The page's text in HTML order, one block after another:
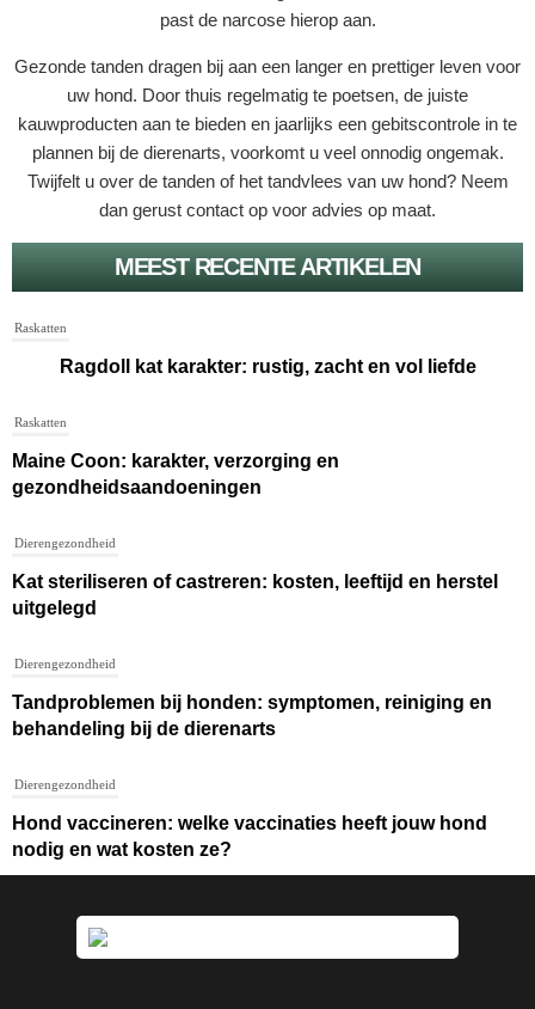
past de narcose hierop aan.
Gezonde tanden dragen bij aan een langer en prettiger leven voor
uw hond. Door thuis regelmatig te poetsen, de juiste
kauwproducten aan te bieden en jaarlijks een gebitscontrole in te
plannen bij de dierenarts, voorkomt u veel onnodig ongemak.
Twijfelt u over de tanden of het tandvlees van uw hond? Neem
dan gerust contact op voor advies op maat.
MEEST RECENTE ARTIKELEN
Raskatten
Ragdoll kat karakter: rustig, zacht en vol liefde
Raskatten
Maine Coon: karakter, verzorging en
gezondheidsaandoeningen
Dierengezondheid
Kat steriliseren of castreren: kosten, leeftijd en herstel
uitgelegd
Dierengezondheid
Tandproblemen bij honden: symptomen, reiniging en
behandeling bij de dierenarts
Dierengezondheid
Hond vaccineren: welke vaccinaties heeft jouw hond
nodig en wat kosten ze?